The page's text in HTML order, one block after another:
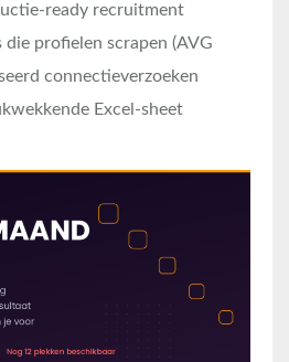
ready recruitment
profielen scrapen (AVG
connectieverzoeken
Excel-sheet